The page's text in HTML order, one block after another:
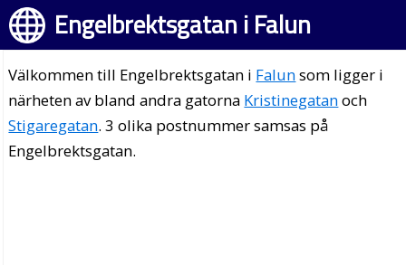
Engelbrektsgatan i Falun
Välkommen till Engelbrektsgatan i Falunsom ligger i
närheten av bland andra gatorna Kristinegatanoch
Stigaregatan. 3 olika postnummer samsas på
Engelbrektsgatan.